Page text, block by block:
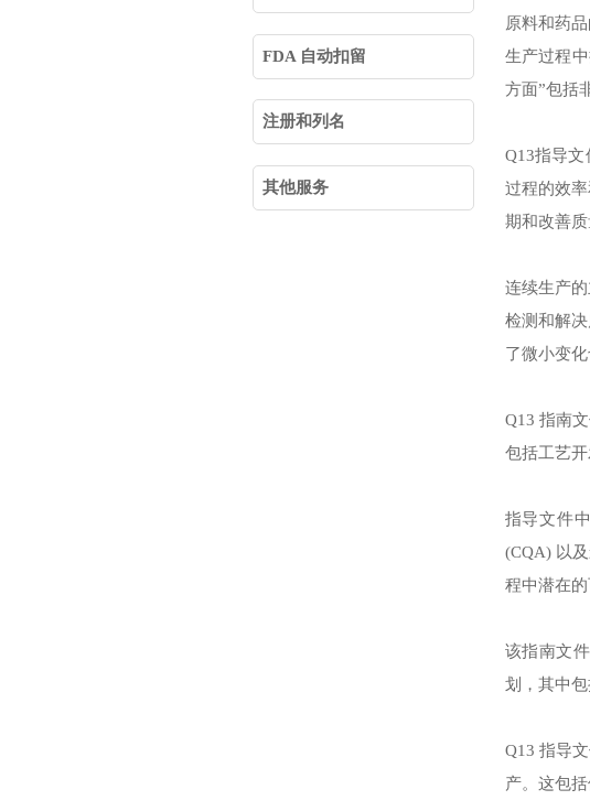
FDA 自动扣留
注册和列名
其他服务
原料和药
生产过程
方面”包括
Q13指导
过程的效
期和改善质
连续生产
检测和解
了微小变
Q13 指南
包括工艺
指导文件
(CQA) 以
程中潜在
该指南文
划，其中
Q13 指导
产。这包